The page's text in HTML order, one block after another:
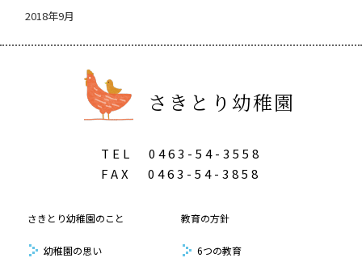
2018年9月
さきとり幼稚園
TEL
0463-54-3558
FAX
0463-54-3858
さきとり幼稚園のこと
幼稚園の思い
教育の方針
6つの教育